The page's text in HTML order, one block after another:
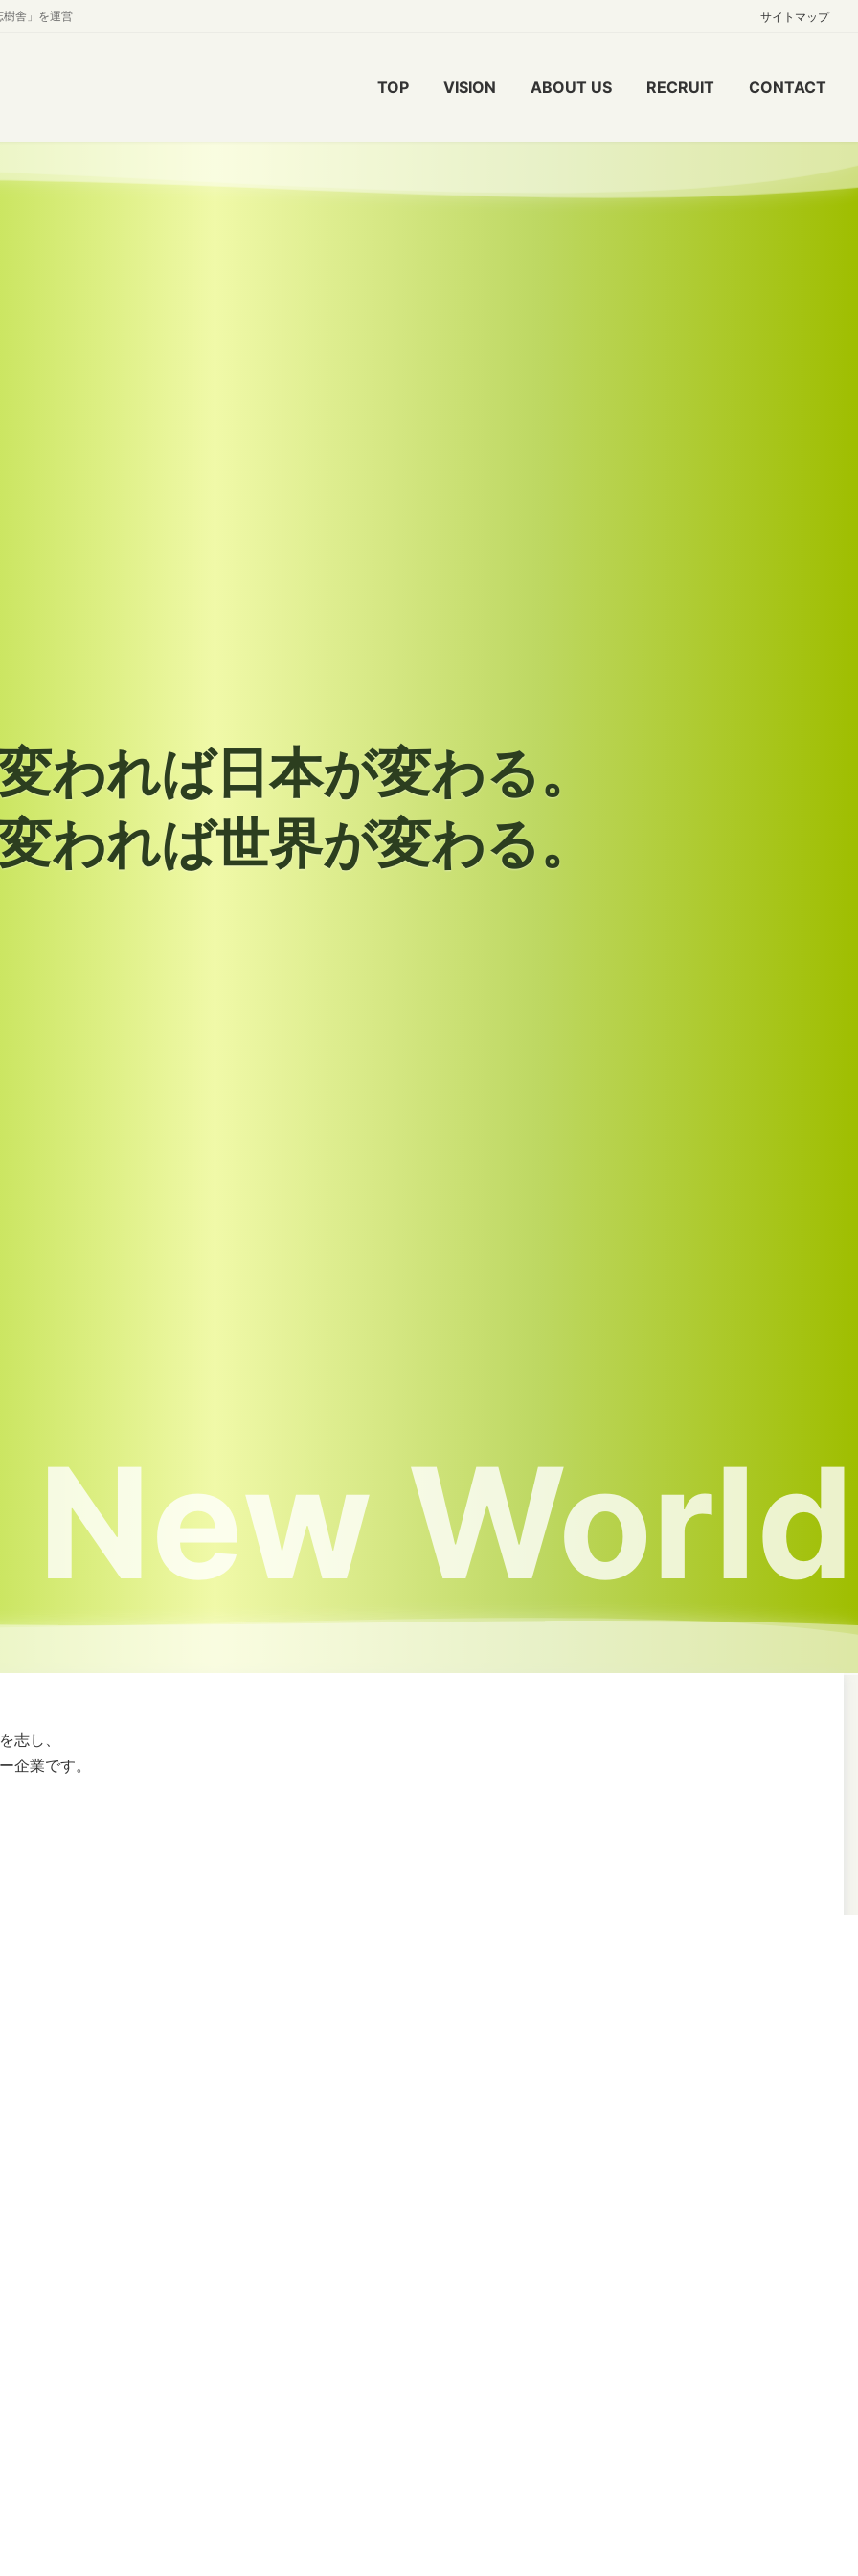
樹舎」を運営 サイトマップ
TOP VISION ABOUT US RECRUIT CONTACT
われば日本が変わる。
われば世界が変わる。
World
志し、
企業です。